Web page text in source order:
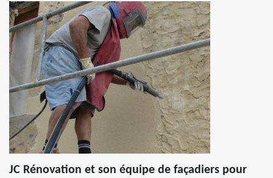
JC Rénovation et son équipe de façadiers pour